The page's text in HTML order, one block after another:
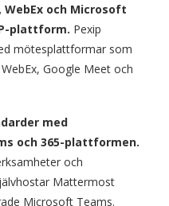
och Microsoft
plattform. Pexip
mötesplattformar som
Google Meet och
med
och 365-plattformen.
och
Mattermost
Microsoft Teams.